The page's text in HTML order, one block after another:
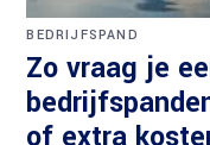
BEDRIJFSPAND
Zo vraag je
of extra